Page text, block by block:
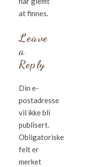
at finnes.
Leave
a
Reply
Din e-
postadresse
vil ikke bli
publisert.
Obligatoriske
felt er
merket